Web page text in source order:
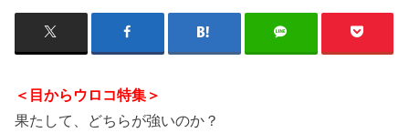
＜目からウロコ特集＞
果たして、どちらが強いのか？